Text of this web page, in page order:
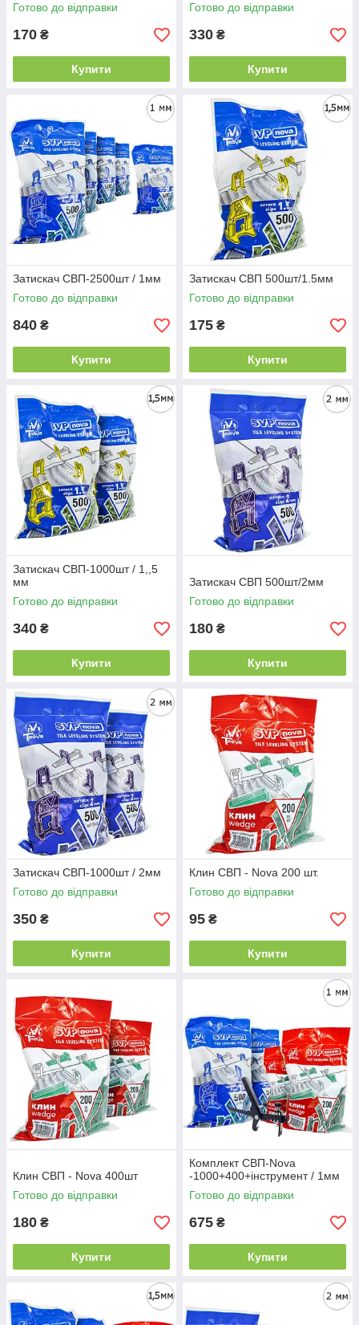
Готово до відправки
170 ₴
Купити
Готово до відправки
330 ₴
Купити
Затискач СВП-2500шт / 1мм
Готово до відправки
840 ₴
Купити
Затискач СВП 500шт/1.5мм
Готово до відправки
175 ₴
Купити
Затискач СВП-1000шт / 1,,5
мм
Готово до відправки
340 ₴
Купити
Затискач СВП 500шт/2мм
Готово до відправки
180 ₴
Купити
Затискач СВП-1000шт / 2мм
Готово до відправки
350 ₴
Купити
Клин СВП - Nova 200 шт.
Готово до відправки
95 ₴
Купити
Клин СВП - Nova 400шт
Готово до відправки
180 ₴
Купити
Комплект СВП-Nova
-1000+400+інструмент / 1мм
Готово до відправки
675 ₴
Купити